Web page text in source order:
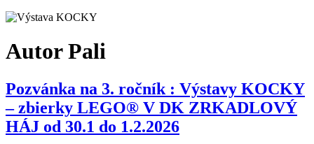
AutorPali
Pozvánka na 3. ročník : Výstavy KOCKY
– zbierky LEGO® V DK ZRKADLOVÝ
HÁJ od 30.1 do 1.2.2026